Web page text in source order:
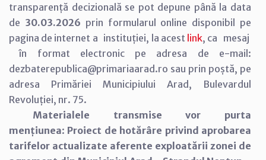
transparență decizională se pot depune până la data
de 30.03.2026 prin formularul online disponibil pe
pagina de internet a instituției, la acest link, ca mesaj
în format electronic pe adresa de e-mail:
dezbaterepublica@primariaarad.ro sau prin poștă, pe
adresa Primăriei Municipiului Arad, Bulevardul
Revoluției, nr. 75.
Materialele transmise vor purta
mențiunea: Proiect de hotărâre privind aprobarea
tarifelor actualizate aferente exploatării zonei de